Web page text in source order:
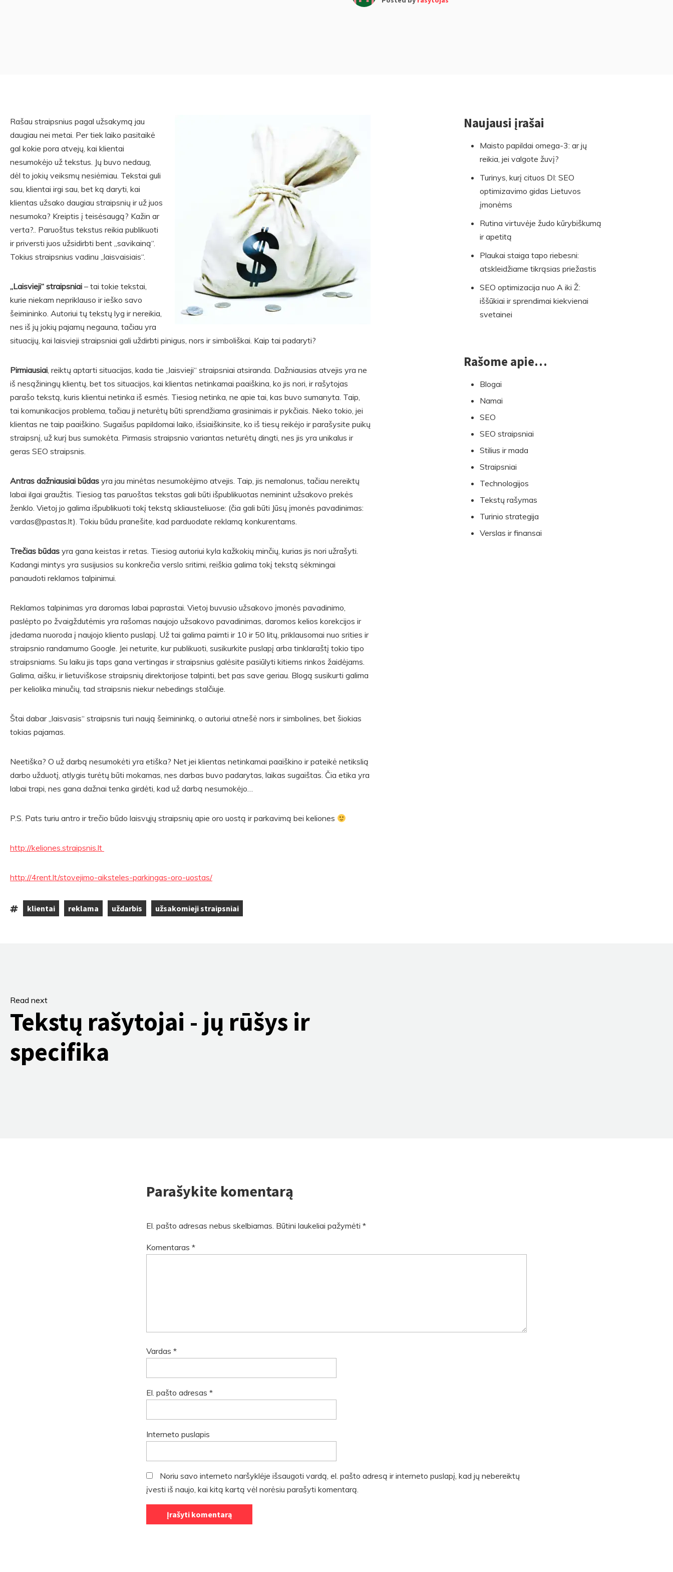
Rašau straipsnius pagal užsakymą jau
daugiau nei metai. Per tiek laiko pasitaikė
gal kokie pora atvejų, kai klientai
nesumokėjo už tekstus. Jų buvo nedaug,
dėl to jokių veiksmų nesiėmiau. Tekstai guli
sau, klientai irgi sau, bet ką daryti, kai
klientas užsako daugiau straipsnių ir už juos
nesumoka? Kreiptis į teisėsaugą? Kažin ar
verta?.. Paruoštus tekstus reikia publikuoti
ir priversti juos užsidirbti bent „savikainą“.
Tokius straipsnius vadinu „laisvaisiais“.
„Laisvieji“ straipsniai – tai tokie tekstai,
kurie niekam nepriklauso ir ieško savo
šeimininko. Autoriui tų tekstų lyg ir nereikia,
nes iš jų jokių pajamų negauna, tačiau yra
situacijų, kai laisvieji straipsniai gali uždirbti pinigus, nors ir simboliškai. Kaip tai padaryti?
Pirmiausiai, reiktų aptarti situacijas, kada tie „laisvieji“ straipsniai atsiranda. Dažniausias atvejis yra ne
iš nesąžiningų klientų, bet tos situacijos, kai klientas netinkamai paaiškina, ko jis nori, ir rašytojas
parašo tekstą, kuris klientui netinka iš esmės. Tiesiog netinka, ne apie tai, kas buvo sumanyta. Taip,
tai komunikacijos problema, tačiau ji neturėtų būti sprendžiama grasinimais ir pykčiais. Nieko tokio, jei
klientas ne taip paaiškino. Sugaišus papildomai laiko, išsiaiškinsite, ko iš tiesų reikėjo ir parašysite puikų
straipsnį, už kurį bus sumokėta. Pirmasis straipsnio variantas neturėtų dingti, nes jis yra unikalus ir
geras SEO straipsnis.
Antras dažniausiai būdas yra jau minėtas nesumokėjimo atvejis. Taip, jis nemalonus, tačiau nereiktų
labai ilgai graužtis. Tiesiog tas paruoštas tekstas gali būti išpublikuotas neminint užsakovo prekės
ženklo. Vietoj jo galima išpublikuoti tokį tekstą skliausteliuose: (čia gali būti Jūsų įmonės pavadinimas:
vardas@pastas.lt). Tokiu būdu pranešite, kad parduodate reklamą konkurentams.
Trečias būdas yra gana keistas ir retas. Tiesiog autoriui kyla kažkokių minčių, kurias jis nori užrašyti.
Kadangi mintys yra susijusios su konkrečia verslo sritimi, reiškia galima tokį tekstą sėkmingai
panaudoti reklamos talpinimui.
Reklamos talpinimas yra daromas labai paprastai. Vietoj buvusio užsakovo įmonės pavadinimo,
paslėpto po žvaigždutėmis yra rašomas naujojo užsakovo pavadinimas, daromos kelios korekcijos ir
įdedama nuoroda į naujojo kliento puslapį. Už tai galima paimti ir 10 ir 50 litų, priklausomai nuo srities ir
straipsnio randamumo Google. Jei neturite, kur publikuoti, susikurkite puslapį arba tinklaraštį tokio tipo
straipsniams. Su laiku jis taps gana vertingas ir straipsnius galėsite pasiūlyti kitiems rinkos žaidėjams.
Galima, aišku, ir lietuviškose straipsnių direktorijose talpinti, bet pas save geriau. Blogą susikurti galima
per keliolika minučių, tad straipsnis niekur nebedings stalčiuje.
Štai dabar „laisvasis“ straipsnis turi naują šeimininką, o autoriui atnešė nors ir simbolines, bet šiokias
tokias pajamas.
Neetiška? O už darbą nesumokėti yra etiška? Net jei klientas netinkamai paaiškino ir pateikė netikslią
darbo užduotį, atlygis turėtų būti mokamas, nes darbas buvo padarytas, laikas sugaištas. Čia etika yra
labai trapi, nes gana dažnai tenka girdėti, kad už darbą nesumokėjo…
P.S. Pats turiu antro ir trečio būdo laisvųjų straipsnių apie oro uostą ir parkavimą bei keliones
http://keliones.straipsnis.lt
http://4rent.lt/stovejimo-aiksteles-parkingas-oro-uostas/
Tags:
klientai
reklama
uždarbis
užsakomieji straipsniai
Naujausi įrašai
Maisto papildai omega-3: ar jų
reikia, jei valgote žuvį?
Turinys, kurį cituos DI: SEO
optimizavimo gidas Lietuvos
įmonėms
Rutina virtuvėje žudo kūrybiškumą
ir apetitą
Plaukai staiga tapo riebesni:
atskleidžiame tikrąsias priežastis
SEO optimizacija nuo A iki Ž:
iššūkiai ir sprendimai kiekvienai
svetainei
Rašome apie…
Blogai
Namai
SEO
SEO straipsniai
Stilius ir mada
Straipsniai
Technologijos
Tekstų rašymas
Turinio strategija
Verslas ir finansai
Read next
Tekstų rašytojai - jų rūšys ir
specifika
Parašykite komentarą
El. pašto adresas nebus skelbiamas. Būtini laukeliai pažymėti *
Komentaras *
Vardas *
El. pašto adresas *
Interneto puslapis
Noriu savo interneto naršyklėje išsaugoti vardą, el. pašto adresą ir interneto puslapį, kad jų nebereiktų
įvesti iš naujo, kai kitą kartą vėl norėsiu parašyti komentarą.